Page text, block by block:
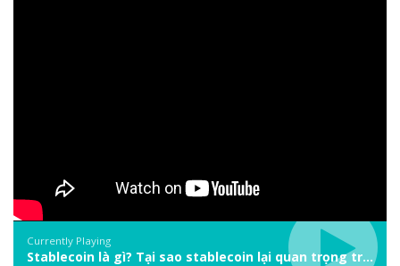
Currently Playing
Stablecoin là gì? Tại sao stablecoin lại quan trọng trong thị trường crypto? | Phổ cập Blockchain